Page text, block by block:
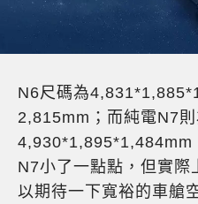
N6尺碼為
2,815mm；而純電N7則
4,930*1,895*1,484mm
N7小了一點點，但實際
以期待一下寬裕的車艙